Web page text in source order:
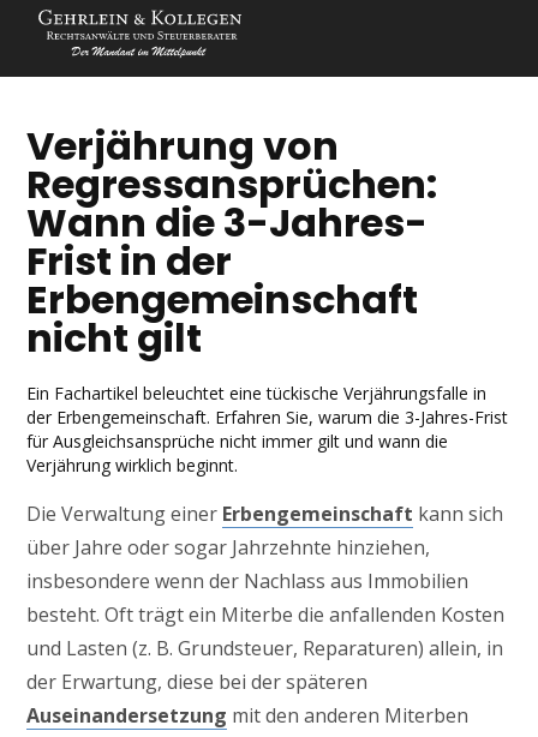
Verjährung von
Regressansprüchen:
Wann die 3-Jahres-
Frist in der
Erbengemeinschaft
nicht gilt
Ein Fachartikel beleuchtet eine tückische Verjährungsfalle in
der Erbengemeinschaft. Erfahren Sie, warum die 3-Jahres-Frist
für Ausgleichsansprüche nicht immer gilt und wann die
Verjährung wirklich beginnt.
Die Verwaltung einer Erbengemeinschaft kann sich
über Jahre oder sogar Jahrzehnte hinziehen,
insbesondere wenn der Nachlass aus Immobilien
besteht. Oft trägt ein Miterbe die anfallenden Kosten
und Lasten (z. B. Grundsteuer, Reparaturen) allein, in
der Erwartung, diese bei der späteren
Auseinandersetzung mit den anderen Miterben